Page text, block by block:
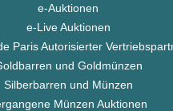
e-Auktionen
e-Live Auktionen
Paris Autorisierter
und Goldmünzen
Silberbarren und Münzen
Münzen Auktionen